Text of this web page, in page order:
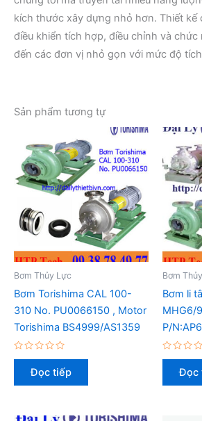
kích thước xây dựng nhỏ hơn. Thiết kế
điều khiển tích hợp, điều chỉnh và chức
đến các đơn vị nhỏ gọn với mức độ
Sản phẩm tương tự
Bơm Thủy Lực
Bơm Torishima CAL 100-
310 No. PU0066150 , Motor
Torishima BS4999/AS1359
Được
hạngĐọc tiếp
Bơm
Bơm li
MHG6/
P/
Được
hạngĐọc